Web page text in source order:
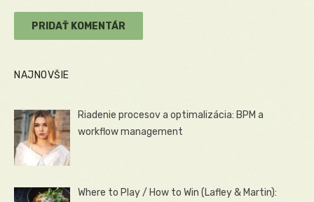
NAJNOVŠIE
Riadenie procesov a optimalizácia: BPM a
workflow management
Where to Play / How to Win (Lafley & Martin):